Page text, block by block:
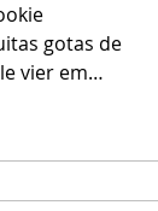
gotas de
vier em
E